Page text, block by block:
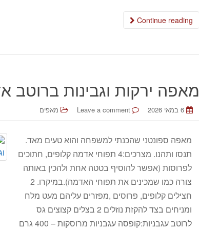
Continue reading
מאפה ירקות וגבינות ברוטב
6 במאי 2026 Leave a comment מאפים
מאפה ספונטני שהכנתי למשפחה והוא טעים מאד.
תנסו ותהנו. מצרכים:4 תפוחי אדמה קלופים, חתוכים
לפרוסות (אפשר להוסיף בטטה אחת ולהכין באותה
צורה כמו שמכינים את תפוחי האדמה).במיקרו. 2
חצילים קלופים, פרוסים ,מפזרים עליהם מעט מלח
ומניחים בצד להקזת נוזלים 2 בצלים קצוצים גס
לרוטב עגבניות:קופסה עגבניות מרוסקות – 400 גרם